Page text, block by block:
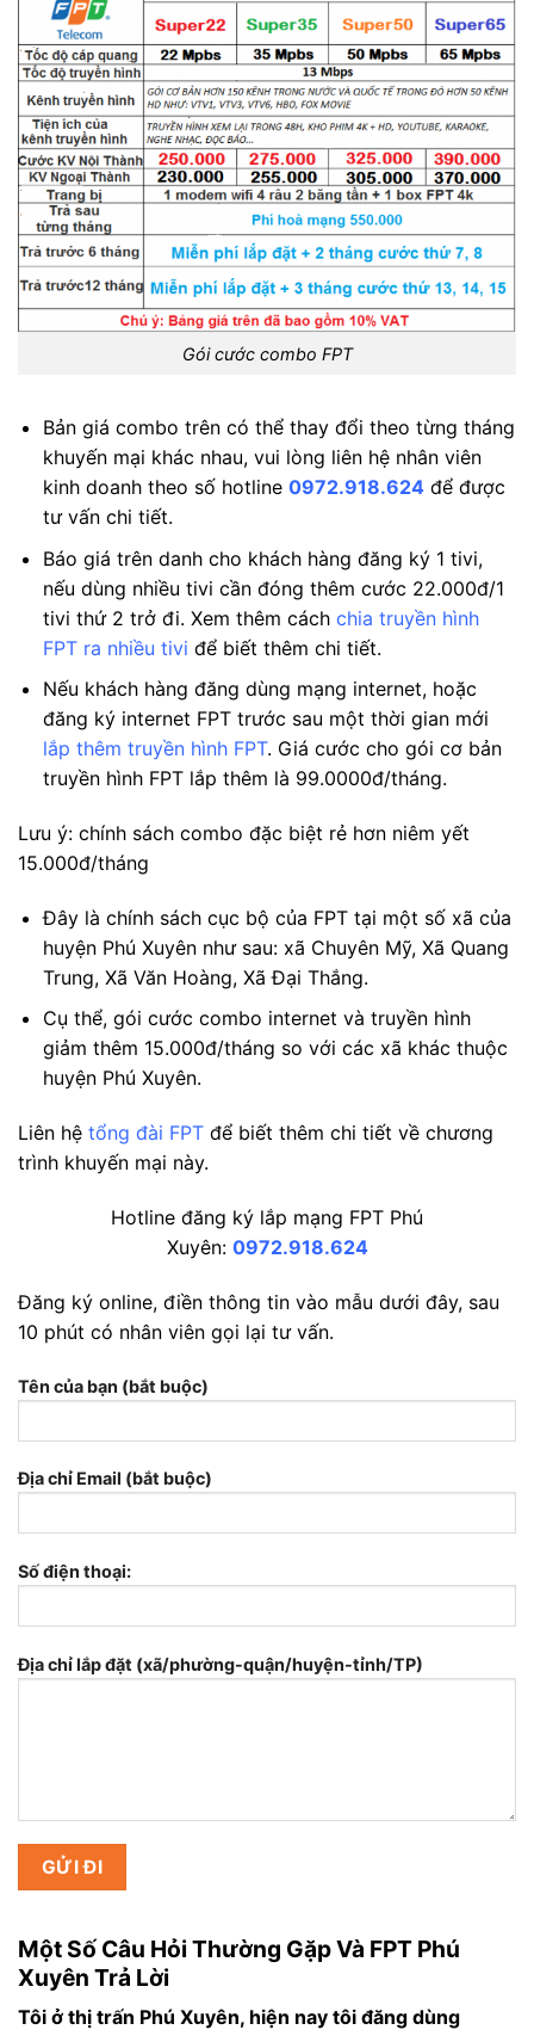
Gói cước combo FPT
Bản giá combo trên có thể thay đổi theo từng tháng
khuyến mại khác nhau, vui lòng liên hệ nhân viên
kinh doanh theo số hotline 0972.918.624để được
tư vấn chi tiết.
Báo giá trên danh cho khách hàng đăng ký 1 tivi,
nếu dùng nhiều tivi cần đóng thêm cước 22.000đ/1
tivi thứ 2 trở đi. Xem thêm cách chia truyền hình
FPT ra nhiều tivi để biết thêm chi tiết.
Nếu khách hàng đăng dùng mạng internet, hoặc
đăng ký internet FPT trước sau một thời gian mới
lắp thêm truyền hình FPT. Giá cước cho gói cơ bản
truyền hình FPT lắp thêm là 99.0000đ/tháng.
Lưu ý: chính sách combo đặc biệt rẻ hơn niêm yết
15.000đ/tháng
Đây là chính sách cục bộ của FPT tại một số xã của
huyện Phú Xuyên như sau: xã Chuyên Mỹ, Xã Quang
Trung, Xã Văn Hoàng, Xã Đại Thắng.
Cụ thể, gói cước combo internet và truyền hình
giảm thêm 15.000đ/tháng so với các xã khác thuộc
huyện Phú Xuyên.
Liên hệ tổng đài FPT để biết thêm chi tiết về chương
trình khuyến mại này.
Hotline đăng ký lắp mạng FPT Phú
Xuyên: 0972.918.624
Đăng ký online, điền thông tin vào mẫu dưới đây, sau
10 phút có nhân viên gọi lại tư vấn.
Tên của bạn (bắt buộc)
Địa chỉ Email (bắt buộc)
Số điện thoại:
Địa chỉ lắp đặt (xã/phường-quận/huyện-tỉnh/TP)
Một Số Câu Hỏi Thường Gặp Và FPT Phú
Xuyên Trả Lời
Tôi ở thị trấn Phú Xuyên, hiện nay tôi đăng dùng